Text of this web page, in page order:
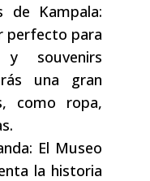
de Kampala:
perfecto para
y souvenirs
una gran
como ropa,
El Museo
la historia